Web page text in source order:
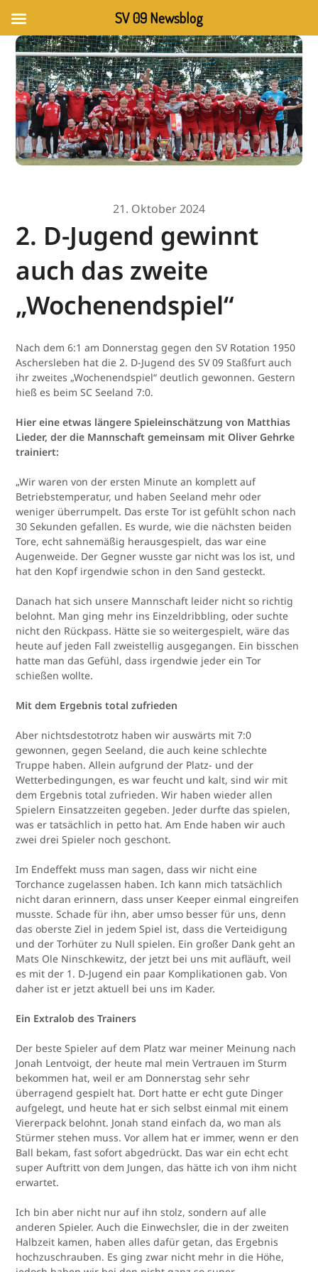
21. Oktober 2024
2. D-Jugend gewinnt
auch das zweite
„Wochenendspiel“
Nach dem 6:1 am Donnerstag gegen den SV Rotation 1950
Aschersleben hat die 2. D-Jugend des SV 09 Staßfurt auch
ihr zweites „Wochenendspiel“ deutlich gewonnen. Gestern
hieß es beim SC Seeland 7:0.
Hier eine etwas längere Spieleinschätzung von Matthias
Lieder, der die Mannschaft gemeinsam mit Oliver Gehrke
trainiert:
„Wir waren von der ersten Minute an komplett auf
Betriebstemperatur, und haben Seeland mehr oder
weniger überrumpelt. Das erste Tor ist gefühlt schon nach
30 Sekunden gefallen. Es wurde, wie die nächsten beiden
Tore, echt sahnemäßig herausgespielt, das war eine
Augenweide. Der Gegner wusste gar nicht was los ist, und
hat den Kopf irgendwie schon in den Sand gesteckt.
Danach hat sich unsere Mannschaft leider nicht so richtig
belohnt. Man ging mehr ins Einzeldribbling, oder suchte
nicht den Rückpass. Hätte sie so weitergespielt, wäre das
heute auf jeden Fall zweistellig ausgegangen. Ein bisschen
hatte man das Gefühl, dass irgendwie jeder ein Tor
schießen wollte.
Mit dem Ergebnis total zufrieden
Aber nichtsdestotrotz haben wir auswärts mit 7:0
gewonnen, gegen Seeland, die auch keine schlechte
Truppe haben. Allein aufgrund der Platz- und der
Wetterbedingungen, es war feucht und kalt, sind wir mit
dem Ergebnis total zufrieden. Wir haben wieder allen
Spielern Einsatzzeiten gegeben. Jeder durfte das spielen,
was er tatsächlich in petto hat. Am Ende haben wir auch
zwei drei Spieler noch geschont.
Im Endeffekt muss man sagen, dass wir nicht eine
Torchance zugelassen haben. Ich kann mich tatsächlich
nicht daran erinnern, dass unser Keeper einmal eingreifen
musste. Schade für ihn, aber umso besser für uns, denn
das oberste Ziel in jedem Spiel ist, dass die Verteidigung
und der Torhüter zu Null spielen. Ein großer Dank geht an
Mats Ole Ninschkewitz, der jetzt bei uns mit aufläuft, weil
es mit der 1. D-Jugend ein paar Komplikationen gab. Von
daher ist er jetzt aktuell bei uns im Kader.
Ein Extralob des Trainers
Der beste Spieler auf dem Platz war meiner Meinung nach
Jonah Lentvoigt, der heute mal mein Vertrauen im Sturm
bekommen hat, weil er am Donnerstag sehr sehr
überragend gespielt hat. Dort hatte er echt gute Dinger
aufgelegt, und heute hat er sich selbst einmal mit einem
Viererpack belohnt. Jonah stand einfach da, wo man als
Stürmer stehen muss. Vor allem hat er immer, wenn er den
Ball bekam, fast sofort abgedrückt. Das war ein echt echt
super Auftritt von dem Jungen, das hätte ich von ihm nicht
erwartet.
Ich bin aber nicht nur auf ihn stolz, sondern auf alle
anderen Spieler. Auch die Einwechsler, die in der zweiten
Halbzeit kamen, haben alles dafür getan, das Ergebnis
hochzuschrauben. Es ging zwar nicht mehr in die Höhe,
SV 09 Newsblog